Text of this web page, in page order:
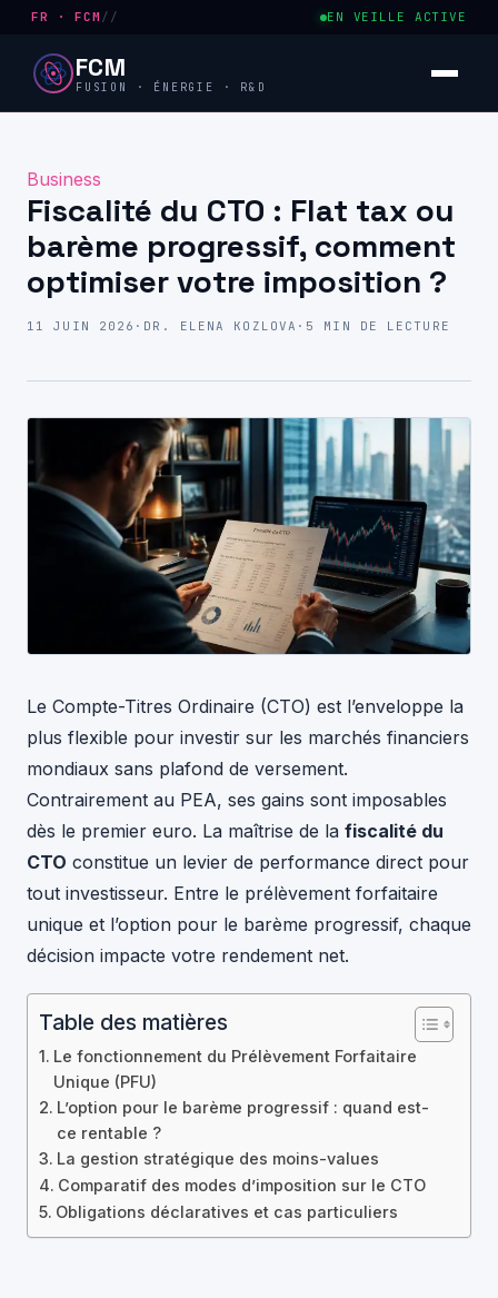
FR · FCM // EN VEILLE ACTIVE
FCM
FUSION · ÉNERGIE · R&D
Business
Fiscalité du CTO : Flat tax ou
barème progressif, comment
optimiser votre imposition ?
11 JUIN 2026 · DR. ELENA KOZLOVA · 5 MIN DE LECTURE
Le Compte-Titres Ordinaire (CTO) est l’enveloppe la
plus flexible pour investir sur les marchés financiers
mondiaux sans plafond de versement.
Contrairement au PEA, ses gains sont imposables
dès le premier euro. La maîtrise de la fiscalité du
CTO constitue un levier de performance direct pour
tout investisseur. Entre le prélèvement forfaitaire
unique et l’option pour le barème progressif, chaque
décision impacte votre rendement net.
Table des matières
Le fonctionnement du Prélèvement Forfaitaire
Unique (PFU)
L’option pour le barème progressif : quand est-
ce rentable ?
La gestion stratégique des moins-values
Comparatif des modes d’imposition sur le CTO
Obligations déclaratives et cas particuliers